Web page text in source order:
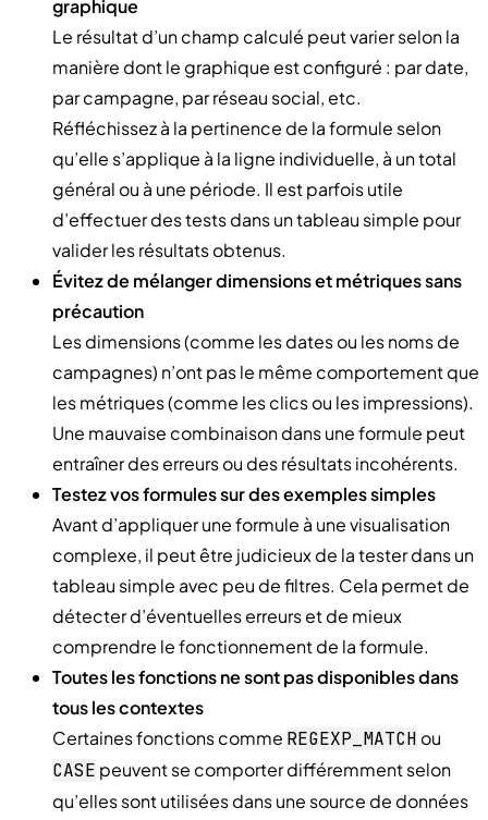
graphique
Le résultat d’un champ calculé peut varier selon la
manière dont le graphique est configuré : par date,
par campagne, par réseau social, etc.
Réfléchissez à la pertinence de la formule selon
qu’elle s’applique à la ligne individuelle, à un total
général ou à une période. Il est parfois utile
d’effectuer des tests dans un tableau simple pour
valider les résultats obtenus.
Évitez de mélanger dimensions et métriques sans
précaution
Les dimensions (comme les dates ou les noms de
campagnes) n’ont pas le même comportement que
les métriques (comme les clics ou les impressions).
Une mauvaise combinaison dans une formule peut
entraîner des erreurs ou des résultats incohérents.
Testez vos formules sur des exemples simples
Avant d’appliquer une formule à une visualisation
complexe, il peut être judicieux de la tester dans un
tableau simple avec peu de filtres. Cela permet de
détecter d’éventuelles erreurs et de mieux
comprendre le fonctionnement de la formule.
Toutes les fonctions ne sont pas disponibles dans
tous les contextes
Certaines fonctions comme REGEXP_MATCH ou
CASE peuvent se comporter différemment selon
qu’elles sont utilisées dans une source de données